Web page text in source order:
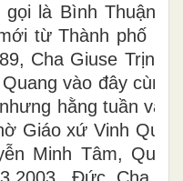
là Bình Thuận
từ Thành phố
Cha Giuse Trịnh
vào đây cùng
hằng tuần vào
Giáo xứ Vinh
Minh Tâm,